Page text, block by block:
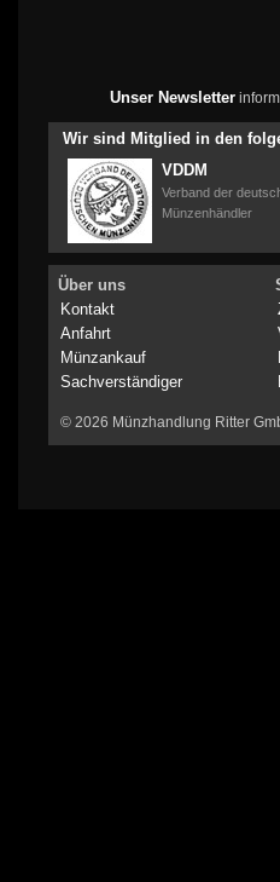
Unser Newsletter
Wir sind Mitglied in den
VDDM
Verband der
Münzenhändler
Über uns
Kontakt
Anfahrt
Münzankauf
Sachverständiger
© 2026 Münzhandlung Ritter